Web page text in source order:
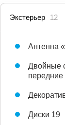
Экстерьер 12
Антенна
Двойные
Диски 19